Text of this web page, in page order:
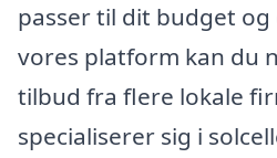
passer til dit budget og
vores platform kan du
tilbud fra flere lokale
specialiserer sig i